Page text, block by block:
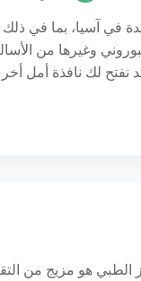
البوروني وغيرها من
نفتح لك نافذة أمل
الطبي هو مزيج من